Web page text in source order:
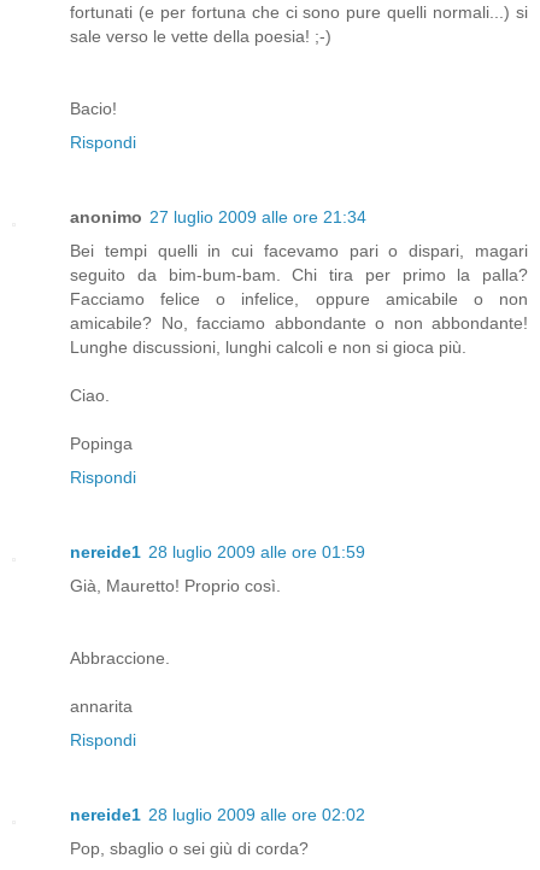
fortunati (e per fortuna che ci sono pure quelli normali...) si
sale verso le vette della poesia! ;-)
Bacio!
Rispondi
anonimo 27 luglio 2009 alle ore 21:34
Bei tempi quelli in cui facevamo pari o dispari, magari
seguito da bim-bum-bam. Chi tira per primo la palla?
Facciamo felice o infelice, oppure amicabile o non
amicabile? No, facciamo abbondante o non abbondante!
Lunghe discussioni, lunghi calcoli e non si gioca più.
Ciao.
Popinga
Rispondi
nereide1 28 luglio 2009 alle ore 01:59
Già, Mauretto! Proprio così.
Abbraccione.
annarita
Rispondi
nereide1 28 luglio 2009 alle ore 02:02
Pop, sbaglio o sei giù di corda?